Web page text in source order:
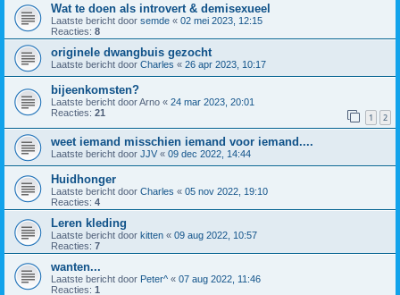
Wat te doen als introvert & demisexueel
Laatste bericht door semde « 02 mei 2023, 12:15
Reacties: 8
originele dwangbuis gezocht
Laatste bericht door Charles « 26 apr 2023, 10:17
bijeenkomsten?
Laatste bericht doorArno « 24 mar 2023, 20:01
Reacties: 21 1 2
weet iemand misschien iemand voor iemand....
Laatste bericht door JJV « 09 dec 2022, 14:44
Huidhonger
Laatste bericht door Charles « 05 nov 2022, 19:10
Reacties: 4
Leren kleding
Laatste bericht door kitten « 09 aug 2022, 10:57
Reacties: 7
wanten...
Laatste bericht door Peter^ « 07 aug 2022, 11:46
Reacties: 1